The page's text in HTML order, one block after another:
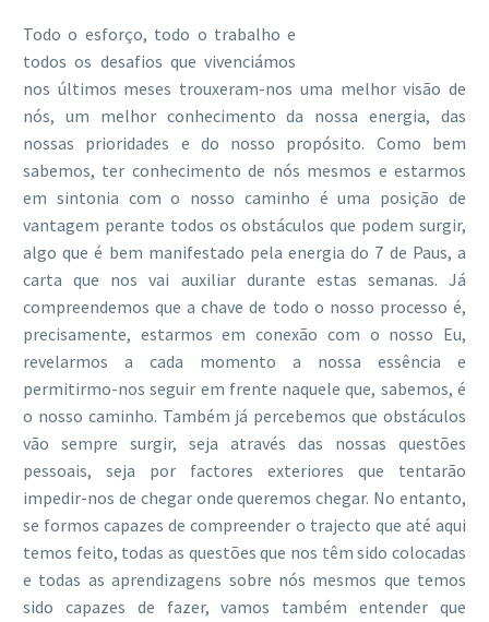
Todo o esforço, todo o trabalho e
todos os desafios que vivenciámos
nos últimos meses trouxeram-nos uma melhor visão de
nós, um melhor conhecimento da nossa energia, das
nossas prioridades e do nosso propósito. Como bem
sabemos, ter conhecimento de nós mesmos e estarmos
em sintonia com o nosso caminho é uma posição de
vantagem perante todos os obstáculos que podem surgir,
algo que é bem manifestado pela energia do 7 de Paus, a
carta que nos vai auxiliar durante estas semanas. Já
compreendemos que a chave de todo o nosso processo é,
precisamente, estarmos em conexão com o nosso Eu,
revelarmos a cada momento a nossa essência e
permitirmo-nos seguir em frente naquele que, sabemos, é
o nosso caminho. Também já percebemos que obstáculos
vão sempre surgir, seja através das nossas questões
pessoais, seja por factores exteriores que tentarão
impedir-nos de chegar onde queremos chegar. No entanto,
se formos capazes de compreender o trajecto que até aqui
temos feito, todas as questões que nos têm sido colocadas
e todas as aprendizagens sobre nós mesmos que temos
sido capazes de fazer, vamos também entender que